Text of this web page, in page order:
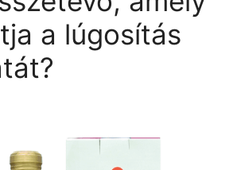
a lúgosítás